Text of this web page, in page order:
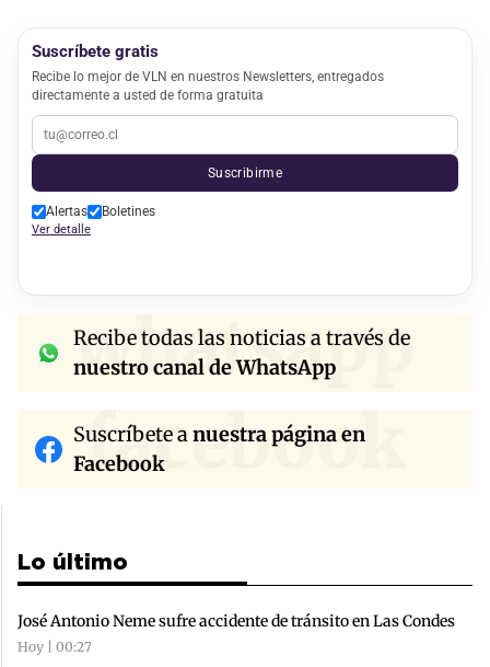
Suscríbete gratis
Recibe lo mejor de VLN en nuestros Newsletters, entregados
directamente a usted de forma gratuita
Suscribirme
Alertas Boletines
Ver detalle
whatsapp
Recibe todas las noticias a través de
nuestro canal de WhatsApp
facebook
Suscríbete anuestra página en
Facebook
Lo último
José Antonio Neme sufre accidente de tránsito en Las Condes
Hoy | 00:27